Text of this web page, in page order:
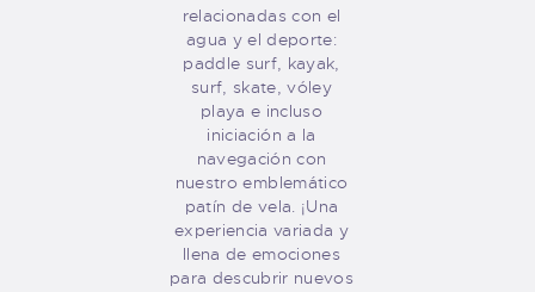
relacionadas con el
agua y el deporte:
paddle surf, kayak,
surf, skate, vóley
playa e incluso
iniciación a la
navegación con
nuestro emblemático
patín de vela. ¡Una
experiencia variada y
llena de emociones
para descubrir nuevos